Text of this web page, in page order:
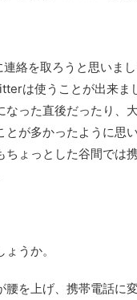
絡を取ろうと思いま
は使うことが出来ま
った直後だったり、
が多かったように思い
ょっとした谷間では
うか。
を上げ、携帯電話に